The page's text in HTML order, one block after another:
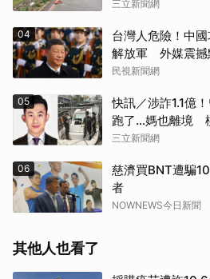
三立新聞網
04
台灣人危險！中
解放軍 外媒震撼
民視新聞網
05
快訊／涉詐1.1億
跑了…媽也離境
三立新聞網
06
慈濟買BNT遭騙
者
NOWNEWS今日新聞
其他人也看了